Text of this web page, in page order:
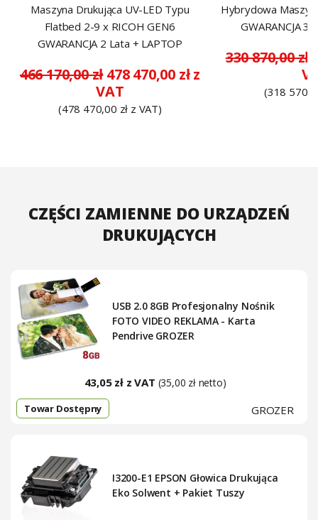
Maszyna Drukująca UV-LED Typu
Flatbed 2-9 x RICOH GEN6
GWARANCJA 2 Lata + LAPTOP
466 170,00 zł478 470,00 zł z
VAT
(478 470,00 zł z VAT)
Hybrydowa
GWARANCJA
330 870,00 zł
(318
CZĘŚCI ZAMIENNE DO URZĄDZEŃ
DRUKUJĄCYCH
USB 2.0 8GB Profesjonalny Nośnik
FOTO VIDEO REKLAMA - Karta
Pendrive GROZER
43,05 zł z VAT (35,00 zł netto)
GROZER
Towar Dostępny
I3200-E1 EPSON Głowica Drukująca
Eko Solwent + Pakiet Tuszy